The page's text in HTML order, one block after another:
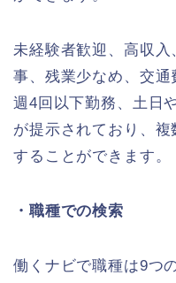
未経験者歓迎、高収
事、残業少なめ、交通
週4回以下勤務、土日
が提示されており、
することができます。
・職種での検索
働くナビで職種は9つ